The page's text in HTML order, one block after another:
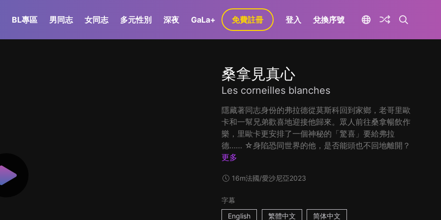
BL專區 男同志 女同志 多元性別 深夜 GaLa+ 免費註冊 登入 兌換序號
桑拿見真心
Les corneilles blanches
隱藏著同志身份的弗拉德從莫斯科回到家鄉，老哥里歐
卡和一幫兄弟歡喜地迎接他歸來。眾人前往桑拿暢飲作
樂，里歐卡更安排了一個神秘的「驚喜」要給弗拉
德…… ☆身陷恐同世界的他，是否能頭也不回地離開？
更多
16m法國/愛沙尼亞2023
字幕
English
繁體中文 简体中文